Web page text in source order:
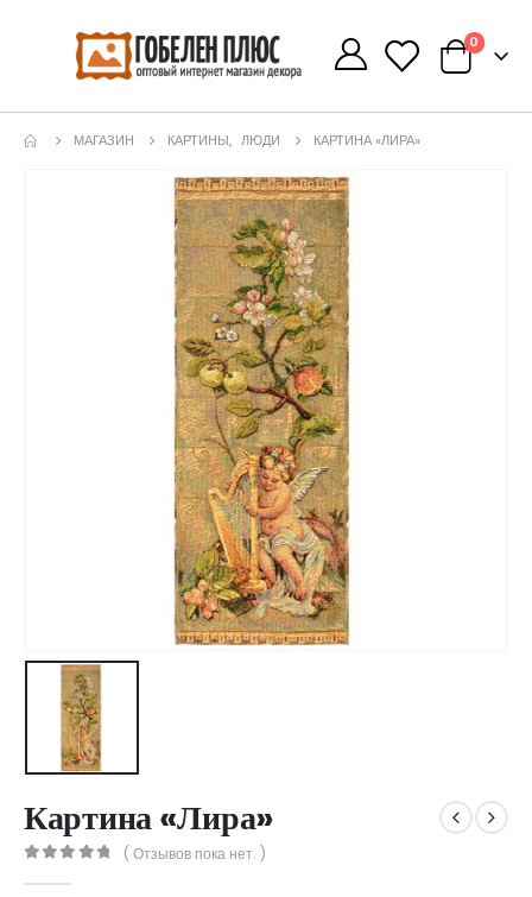
0 0
МАГАЗИН КАРТИНЫ, ЛЮДИ КАРТИНА «ЛИРА»
Картина «Лира»
( Отзывов пока нет. )